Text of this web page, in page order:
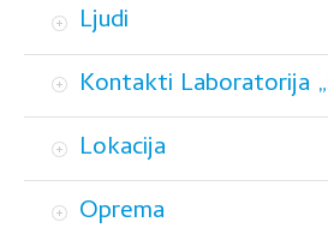
Ljudi
Kontakti Laboratorija
Lokacija
Oprema